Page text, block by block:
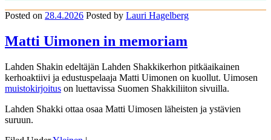
Posted on 28.4.2026 Posted by Lauri Hagelberg
Matti Uimonen in memoriam
Lahden Shakin edeltäjän Lahden Shakkikerhon pitkäaikainen
kerhoaktiivi ja edustuspelaaja Matti Uimonen on kuollut. Uimosen
muistokirjoitus on luettavissa Suomen Shakkiliiton sivuilla.
Lahden Shakki ottaa osaa Matti Uimosen läheisten ja ystävien
suruun.